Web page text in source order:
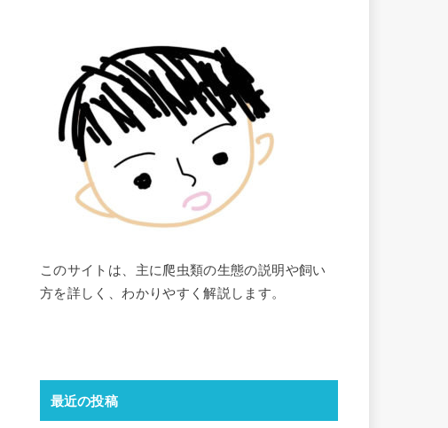
このサイトは、主に爬虫類の生態の説明や飼い
方を詳しく、わかりやすく解説します。
最近の投稿